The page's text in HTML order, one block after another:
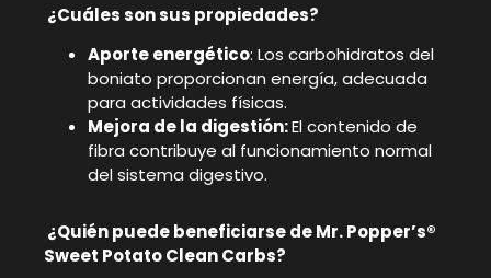
¿Cuáles son sus propiedades?
Aporte energético: Los carbohidratos del
boniato proporcionan energía, adecuada
para actividades físicas.
Mejora de la digestión:El contenido de
fibra contribuye al funcionamiento normal
del sistema digestivo.
¿Quién puede beneficiarse de Mr. Popper’s®
Sweet Potato Clean Carbs?